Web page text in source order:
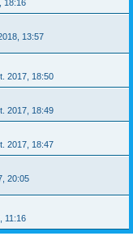
18:16
13:57
2017, 18:50
2017, 18:49
2017, 18:47
20:05
11:16